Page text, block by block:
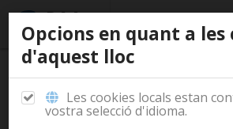
Inici / Documentació / Casos d'ús
Empreses Documentació
Opcions en quant a les
d'aquest lloc
Les cookies locals estan
vostra selecció d'idioma.